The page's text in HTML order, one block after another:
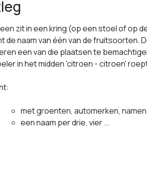
zit in een kring (op een stoel of op
de naam van één van de fruitsoorten.
een van die plaatsen te
in het midden 'citroen - citroen'
met groenten, automerken, namen
een naam per drie, vier ...